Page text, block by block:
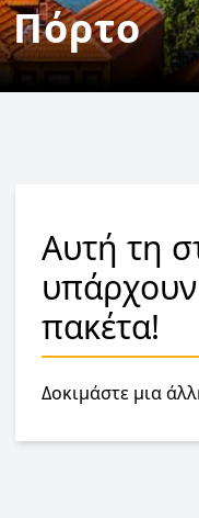
Πόρτο
Αυτή τη
πακέτα!
Δοκιμάστε μια